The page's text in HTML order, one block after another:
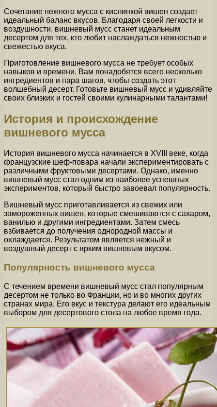
Сочетание нежного мусса с кислинкой вишен создает
идеальный баланс вкусов. Благодаря своей легкости и
воздушности, вишневый мусс станет идеальным
десертом для тех, кто любит наслаждаться нежностью и
свежестью вкуса.
Приготовление вишневого мусса не требует особых
навыков и времени. Вам понадобятся всего несколько
ингредиентов и пара шагов, чтобы создать этот
волшебный десерт. Готовьте вишневый мусс и удивляйте
своих близких и гостей своими кулинарными талантами!
История и происхождение
вишневого мусса
История вишневого мусса начинается в XVIII веке, когда
французские шеф-повара начали экспериментировать с
различными фруктовыми десертами. Однако, именно
вишневый мусс стал одним из наиболее успешных
экспериментов, который быстро завоевал популярность.
Вишневый мусс приготавливается из свежих или
замороженных вишен, которые смешиваются с сахаром,
ванилью и другими ингредиентами. Затем смесь
взбивается до получения однородной массы и
охлаждается. Результатом является нежный и
воздушный десерт с ярким вишневым вкусом.
Популярность вишневого мусса
С течением времени вишневый мусс стал популярным
десертом не только во Франции, но и во многих других
странах мира. Его вкус и текстура делают его идеальным
выбором для десертового стола на любое время года.